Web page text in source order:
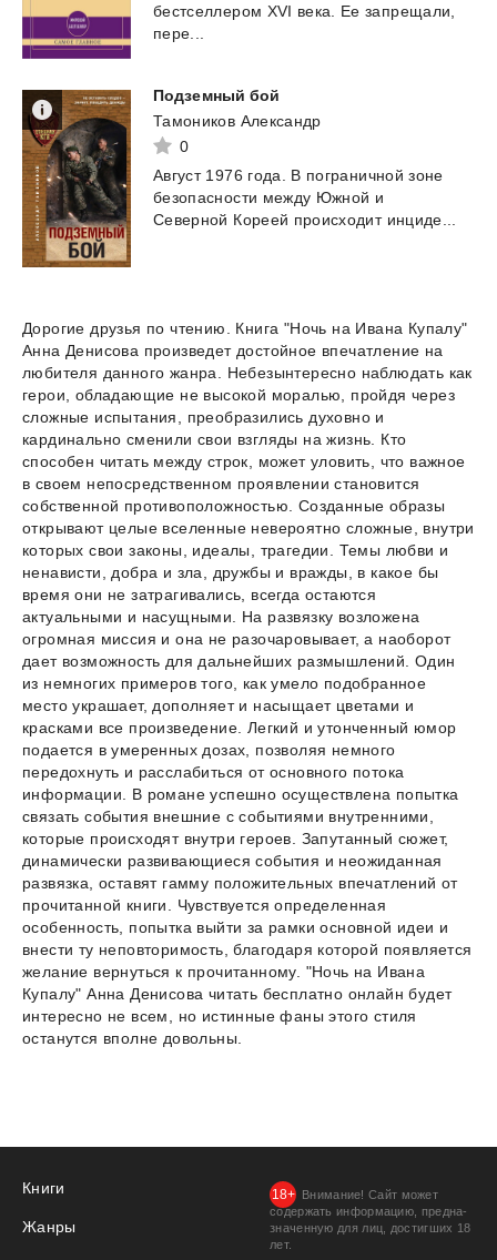
бестселлером XVI века. Ее запрещали,
пере...
Подземный бой
Тамоников Александр
0
Август 1976 года. В пограничной зоне
безопасности между Южной и
Северной Кореей происходит инциде...
Дорогие друзья по чтению. Книга "Ночь на Ивана Купалу"
Анна Денисова произведет достойное впечатление на
любителя данного жанра. Небезынтересно наблюдать как
герои, обладающие не высокой моралью, пройдя через
сложные испытания, преобразились духовно и
кардинально сменили свои взгляды на жизнь. Кто
способен читать между строк, может уловить, что важное
в своем непосредственном проявлении становится
собственной противоположностью. Созданные образы
открывают целые вселенные невероятно сложные, внутри
которых свои законы, идеалы, трагедии. Темы любви и
ненависти, добра и зла, дружбы и вражды, в какое бы
время они не затрагивались, всегда остаются
актуальными и насущными. На развязку возложена
огромная миссия и она не разочаровывает, а наоборот
дает возможность для дальнейших размышлений. Один
из немногих примеров того, как умело подобранное
место украшает, дополняет и насыщает цветами и
красками все произведение. Легкий и утонченный юмор
подается в умеренных дозах, позволяя немного
передохнуть и расслабиться от основного потока
информации. В романе успешно осуществлена попытка
связать события внешние с событиями внутренними,
которые происходят внутри героев. Запутанный сюжет,
динамически развивающиеся события и неожиданная
развязка, оставят гамму положительных впечатлений от
прочитанной книги. Чувствуется определенная
особенность, попытка выйти за рамки основной идеи и
внести ту неповторимость, благодаря которой появляется
желание вернуться к прочитанному. "Ночь на Ивана
Купалу" Анна Денисова читать бесплатно онлайн будет
интересно не всем, но истинные фаны этого стиля
останутся вполне довольны.
Книги
Жанры
Внимание! Сайт может
содержать информацию, предна­
значенную для лиц, дости­гших 18
лет.